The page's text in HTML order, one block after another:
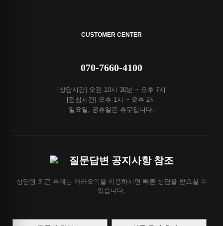
CUSTOMER CENTER
070-7660-4100
[상담시간] 오전 10시 30분 ~ 오후 7시
[점심시간] 오후 1시 ~ 오후 2시
일요일, 공휴일은 휴무입니다.
질문답변 공지사항 참조
상담원 퇴근 후에는 카카오톡을 이용하시면 빠른 상담을 받으실 수
있습니다.